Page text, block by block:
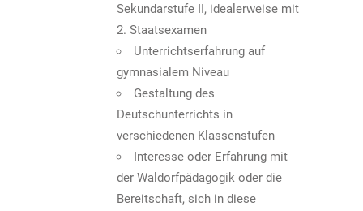
Sekundarstufe II, idealerweise mit
2. Staatsexamen
Unterrichtserfahrung auf
gymnasialem Niveau
Gestaltung des
Deutschunterrichts in
verschiedenen Klassenstufen
Interesse oder Erfahrung mit
der Waldorfpädagogik oder die
Bereitschaft, sich in diese